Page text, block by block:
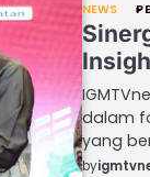
NEWS
dalam
yang
by